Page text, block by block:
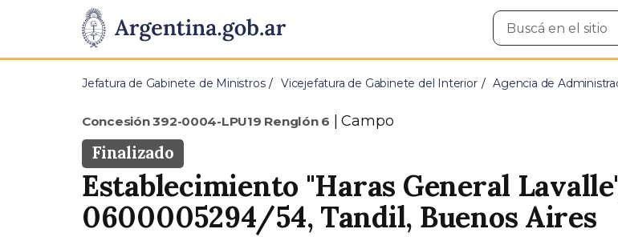
Presidencia
de
Pasar al contenido principal
Buscar
en
Jefatura de Gabinete de Ministros Vicejefatura de Gabinete del Interior Agencia de
Concesión 392-0004-LPU19 Renglón 6 Tipo
Campo
Estado
Finalizado
Dirección
Establecimiento "Haras General
0600005294/54, Tandil, Buenos Aires